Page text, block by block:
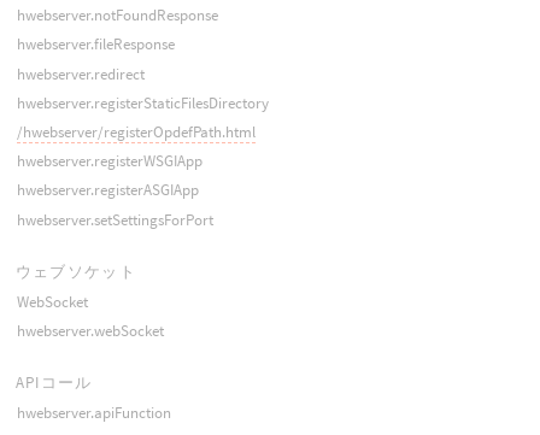
hwebserver.notFoundResponse
hwebserver.fileResponse
hwebserver.redirect
hwebserver.registerStaticFilesDirectory
/hwebserver/registerOpdefPath.html
hwebserver.registerWSGIApp
hwebserver.registerASGIApp
hwebserver.setSettingsForPort
ウェブソケット
WebSocket
hwebserver.webSocket
APIコール
hwebserver.apiFunction